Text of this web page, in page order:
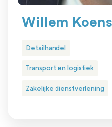
Willem Koens
Detailhandel
Transport en logistiek
Zakelijke dienstverlening